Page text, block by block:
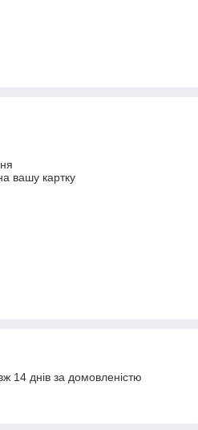
вашу картку
14 днів за домовленістю